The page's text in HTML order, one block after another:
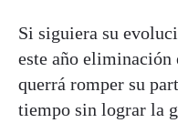
Si siguiera su
este año eliminación
querrá romper su
tiempo sin lograr la